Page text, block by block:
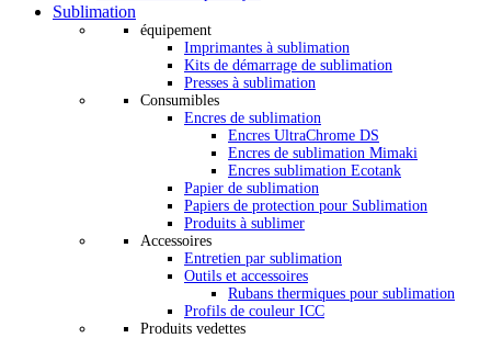
Sublimation
équipement
Imprimantes à sublimation
Kits de démarrage de sublimation
Presses à sublimation
Consumibles
Encres de sublimation
Encres UltraChrome DS
Encres de sublimation Mimaki
Encres sublimation Ecotank
Papier de sublimation
Papiers de protection pour Sublimation
Produits à sublimer
Accessoires
Entretien par sublimation
Outils et accessoires
Rubans thermiques pour sublimation
Profils de couleur ICC
Produits vedettes